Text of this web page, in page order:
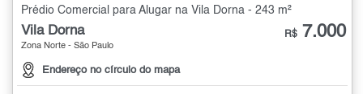
Prédio Comercial para Alugar na Vila Dorna - 243 m²
Vila Dorna
Zona Norte - São Paulo
Endereço no círculo do mapa
R$ 7.000